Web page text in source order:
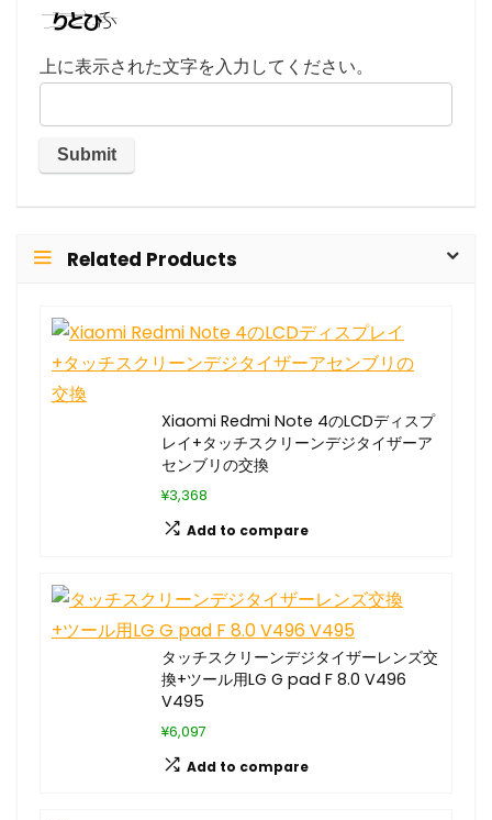
上に表示された文字を入力してください。
Related Products
Xiaomi Redmi Note 4のLCDディスプ
レイ+タッチスクリーンデジタイザーア
センブリの交換
¥3,368
Add to compare
タッチスクリーンデジタイザーレンズ交
換+ツール用LG G pad F 8.0 V496
V495
¥6,097
Add to compare